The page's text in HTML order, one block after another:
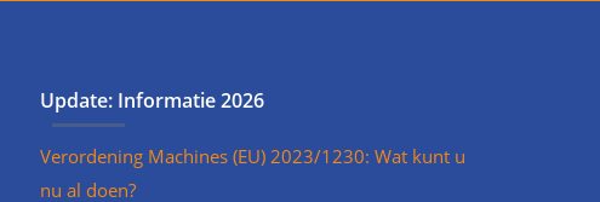
Update: Informatie 2026
Verordening Machines (EU) 2023/1230: Wat kunt u
nu al doen?